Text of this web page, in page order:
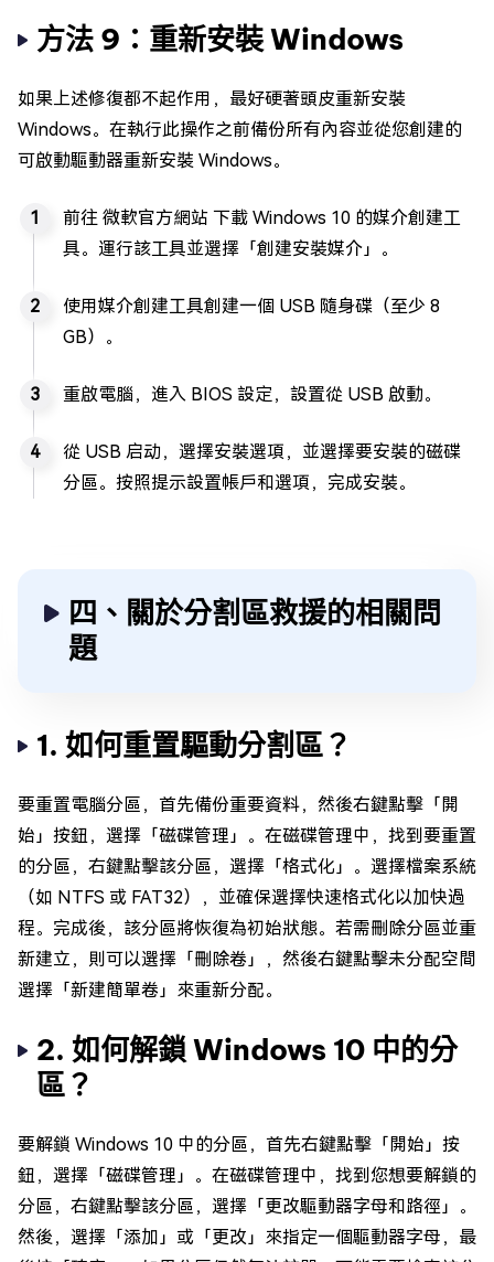
方法 9：重新安裝 Windows
如果上述修復都不起作用，最好硬著頭皮重新安裝
Windows。在執行此操作之前備份所有內容並從您創建的
可啟動驅動器重新安裝 Windows。
前往 微軟官方網站 下載 Windows 10 的媒介創建工
具。運行該工具並選擇「創建安裝媒介」。
使用媒介創建工具創建一個 USB 隨身碟（至少 8
GB）。
重啟電腦，進入 BIOS 設定，設置從 USB 啟動。
從 USB 启动，選擇安裝選項，並選擇要安裝的磁碟
分區。按照提示設置帳戶和選項，完成安裝。
四、關於分割區救援的相關問
題
1. 如何重置驅動分割區？
要重置電腦分區，首先備份重要資料，然後右鍵點擊「開
始」按鈕，選擇「磁碟管理」。在磁碟管理中，找到要重置
的分區，右鍵點擊該分區，選擇「格式化」。選擇檔案系統
（如 NTFS 或 FAT32），並確保選擇快速格式化以加快過
程。完成後，該分區將恢復為初始狀態。若需刪除分區並重
新建立，則可以選擇「刪除卷」，然後右鍵點擊未分配空間
選擇「新建簡單卷」來重新分配。
2. 如何解鎖 Windows 10 中的分
區？
要解鎖 Windows 10 中的分區，首先右鍵點擊「開始」按
鈕，選擇「磁碟管理」。在磁碟管理中，找到您想要解鎖的
分區，右鍵點擊該分區，選擇「更改驅動器字母和路徑」。
然後，選擇「添加」或「更改」來指定一個驅動器字母，最